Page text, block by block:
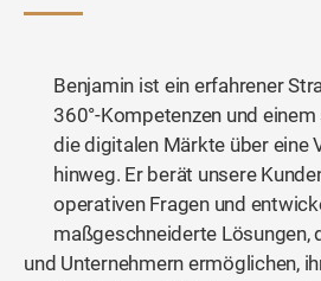
Benjamin ist ein erfahrener
360°-Kompetenzen und
die digitalen Märkte über eine
hinweg. Er berät unsere
operativen Fragen und
maßgeschneiderte Lösungen,
und Unternehmern ermöglichen,